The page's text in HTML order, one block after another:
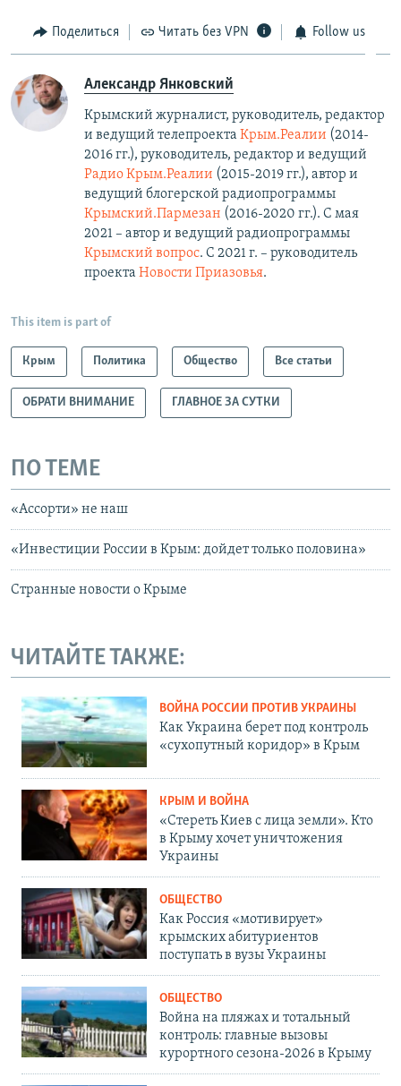
Поделиться Читать без VPN Follow us
Александр Янковский
Крымский журналист, руководитель, редактор
и ведущий телепроекта Крым.Реалии (2014-
2016 гг.), руководитель, редактор и ведущий
Радио Крым.Реалии (2015-2019 гг.), автор и
ведущий блогерской радиопрограммы
Крымский.Пармезан (2016-2020 гг.)​. С мая
2021 – автор и ведущий радиопрограммы
Крымский вопрос. С 2021 г. – руководитель
проекта Новости Приазовья.
This item is part of
Крым Политика Общество Все статьи
ОБРАТИ ВНИМАНИЕ ГЛАВНОЕ ЗА СУТКИ
ПО ТЕМЕ
«Ассорти» не наш
«Инвестиции России в Крым: дойдет только половина»
Странные новости о Крыме
ЧИТАЙТЕ ТАКЖЕ:
ВОЙНА РОССИИ ПРОТИВ УКРАИНЫ
Как Украина берет под контроль
«сухопутный коридор» в Крым
КРЫМ И ВОЙНА
«Стереть Киев с лица земли». Кто
в Крыму хочет уничтожения
Украины
ОБЩЕСТВО
Как Россия «мотивирует»
крымских абитуриентов
поступать в вузы Украины
ОБЩЕСТВО
Война на пляжах и тотальный
контроль: главные вызовы
курортного сезона-2026 в Крыму